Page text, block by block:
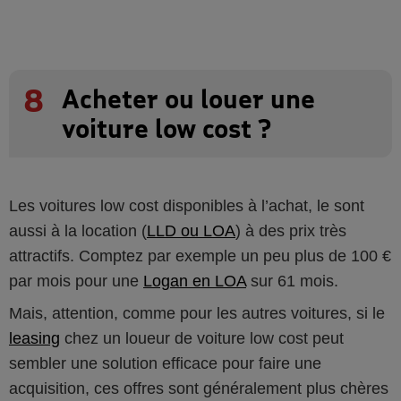
8
Acheter ou louer une
voiture low cost ?
Les voitures low cost disponibles à l’achat, le sont
aussi à la location (LLD ou LOA) à des prix très
attractifs. Comptez par exemple un peu plus de 100 €
par mois pour une Logan en LOAsur 61 mois.
Mais, attention, comme pour les autres voitures, si le
leasing chez un loueur de voiture low cost peut
sembler une solution efficace pour faire une
acquisition, ces offres sont généralement plus chères